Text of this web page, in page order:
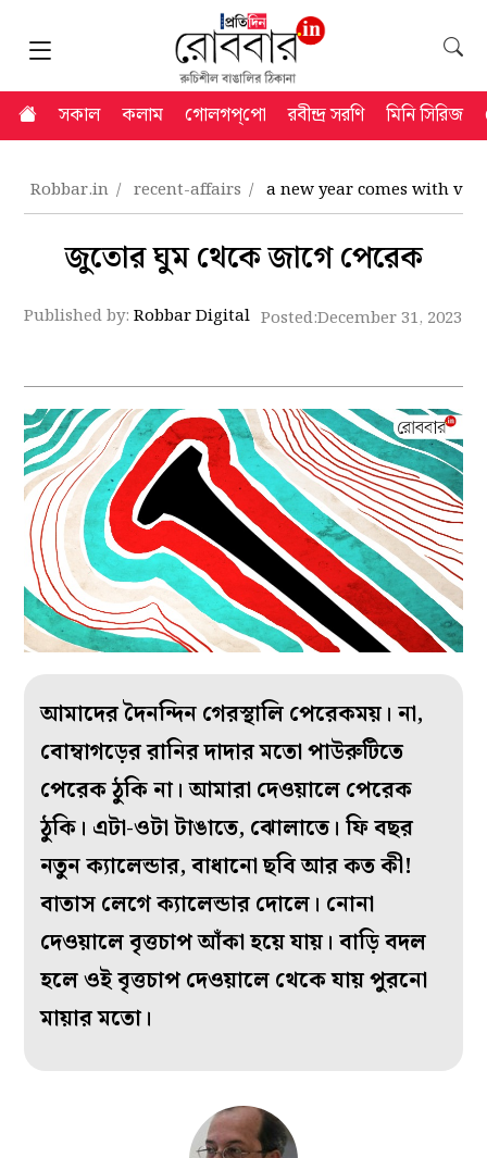
সকাল কলাম গোলগপ্‌পো রবীন্দ্র সরণি মিনি সিরিজ
Robbar.in recent-affairs a new year comes with
জুতোর ঘুম থেকে জাগে পেরেক
Published by:Robbar Digital Posted:December 31, 2023
আমাদের দৈনন্দিন গেরস্থালি পেরেকময়। না,
বোম্বাগড়ের রানির দাদার মতো পাউরুটিতে
পেরেক ঠুকি না। আমারা দেওয়ালে পেরেক
ঠুকি। এটা-ওটা টাঙাতে, ঝোলাতে। ফি বছর
নতুন ক্যালেন্ডার, বাধানো ছবি আর কত কী!
বাতাস লেগে ক্যালেন্ডার দোলে। নোনা
দেওয়ালে বৃত্তচাপ আঁকা হয়ে যায়। বাড়ি বদল
হলে ওই বৃত্তচাপ দেওয়ালে থেকে যায় পুরনো
মায়ার মতো।